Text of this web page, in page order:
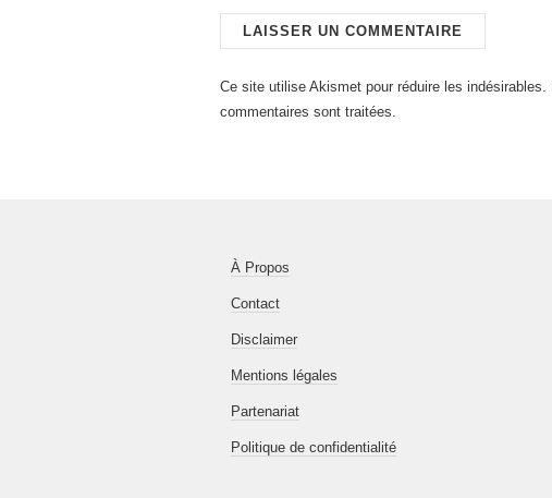
Ce site utilise Akismet pour réduire les indésirables.
commentaires sont traitées
À Propos
Contact
Disclaimer
Mentions légales
Partenariat
Politique de confidentialité